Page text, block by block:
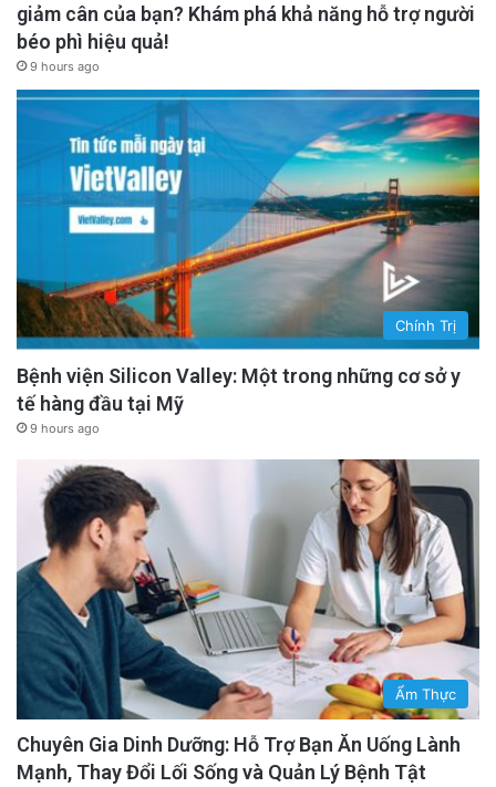
giảm cân của bạn? Khám phá khả năng hỗ trợ người
béo phì hiệu quả!
9 hours ago
Chính Trị
Bệnh viện Silicon Valley: Một trong những cơ sở y
tế hàng đầu tại Mỹ
9 hours ago
Ẩm Thực
Chuyên Gia Dinh Dưỡng: Hỗ Trợ Bạn Ăn Uống Lành
Mạnh, Thay Đổi Lối Sống và Quản Lý Bệnh Tật